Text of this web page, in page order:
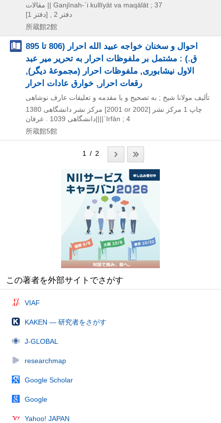
مقالات || Ganjīnah-ʾi kullīyāt va maqālāt ; 37
[دفتر 1] , دفتر 2
所蔵館2館
احوال و سخنان خواجه عبيد الله احرار (806 تا 895
ق.) : مشتمل بر ملفوظات احرار به تحرير مير عبد
الاول نيشابوری, ملفوظات احرار (مجموعۀ ديگر),
رقعات احرار, خوارق عادات احرار
تأليف مولانا شيخ ; به تصحيح و با مقدمه و تعليقات عارف نوشاهی
مرکز نشر دانشگاهی
1380 [2001 or 2002] چاپ 1
مرکز نشر
دانشگاهی 1039 . عرفان||||ʿIrfān ; 4
所蔵館5館
1 / 2
この著者を外部サイトでさがす
VIAF
KAKEN — 研究者をさがす
J-GLOBAL
researchmap
Google Scholar
Google
Yahoo! JAPAN